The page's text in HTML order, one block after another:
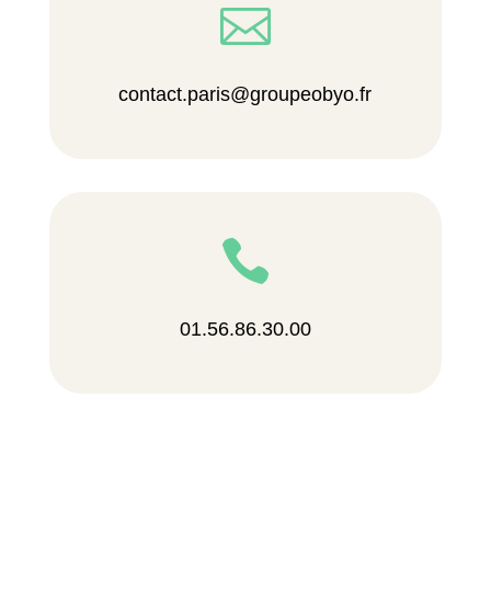

contact.paris@groupeobyo.fr

01.56.86.30.00